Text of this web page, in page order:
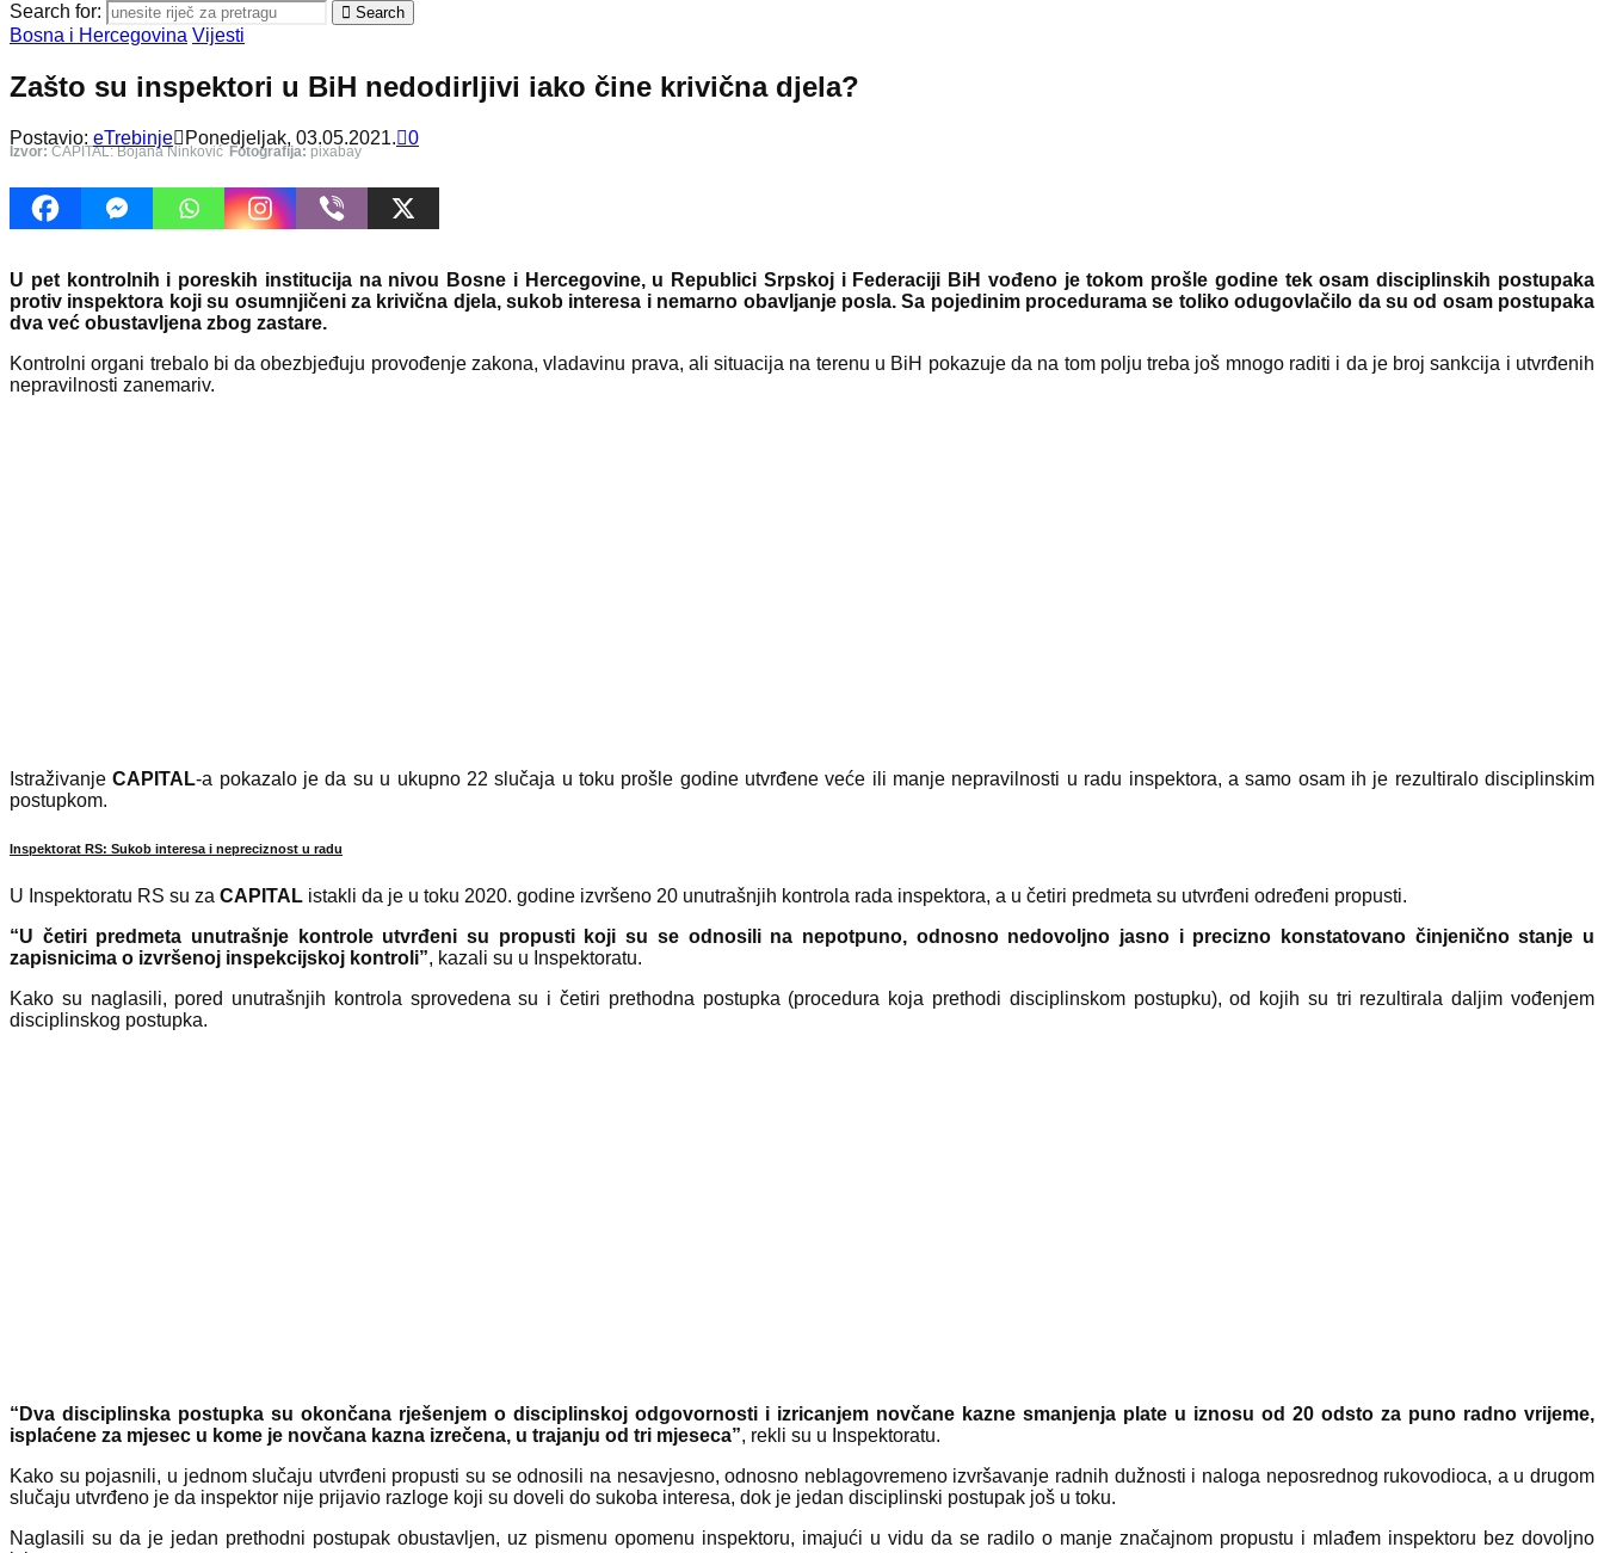
Search for: Search
Bosna i Hercegovina Vijesti
Zašto su inspektori u BiH nedodirljivi iako čine krivična djela?
Postavio: eTrebinje Ponedjeljak, 03.05.2021. 0
Izvor: CAPITAL: Bojana Ninković Fotografija: pixabay
U pet kontrolnih i poreskih institucija na nivou Bosne i Hercegovine, u Republici Srpskoj i Federaciji BiH vođeno je tokom prošle godine tek osam disciplinskih postupaka
protiv inspektora koji su osumnjičeni za krivična djela, sukob interesa i nemarno obavljanje posla. Sa pojedinim procedurama se toliko odugovlačilo da su od osam postupaka
dva već obustavljena zbog zastare.
Kontrolni organi trebalo bi da obezbjeđuju provođenje zakona, vladavinu prava, ali situacija na terenu u BiH pokazuje da na tom polju treba još mnogo raditi i da je broj sankcija i utvrđenih
nepravilnosti zanemariv.
IstraživanjeCAPITAL-a pokazalo je da su u ukupno 22 slučaja u toku prošle godine utvrđene veće ili manje nepravilnosti u radu inspektora, a samo osam ih je rezultiralo disciplinskim
postupkom.
Inspektorat RS: Sukob interesa i nepreciznost u radu
U Inspektoratu RS su za CAPITAL istakli da je u toku 2020. godine izvršeno 20 unutrašnjih kontrola rada inspektora, a u četiri predmeta su utvrđeni određeni propusti.
“U četiri predmeta unutrašnje kontrole utvrđeni su propusti koji su se odnosili na nepotpuno, odnosno nedovoljno jasno i precizno konstatovano činjenično stanje u
zapisnicima o izvršenoj inspekcijskoj kontroli”, kazali su u Inspektoratu.
Kako su naglasili, pored unutrašnjih kontrola sprovedena su i četiri prethodna postupka (procedura koja prethodi disciplinskom postupku), od kojih su tri rezultirala daljim vođenjem
disciplinskog postupka.
“Dva disciplinska postupka su okončana rješenjem o disciplinskoj odgovornosti i izricanjem novčane kazne smanjenja plate u iznosu od 20 odsto za puno radno vrijeme,
isplaćene za mjesec u kome je novčana kazna izrečena, u trajanju od tri mjeseca”, rekli su u Inspektoratu.
Kako su pojasnili, u jednom slučaju utvrđeni propusti su se odnosili na nesavjesno, odnosno neblagovremeno izvršavanje radnih dužnosti i naloga neposrednog rukovodioca, a u drugom
slučaju utvrđeno je da inspektor nije prijavio razloge koji su doveli do sukoba interesa, dok je jedan disciplinski postupak još u toku.
Naglasili su da je jedan prethodni postupak obustavljen, uz pismenu opomenu inspektoru, imajući u vidu da se radilo o manje značajnom propustu i mlađem inspektoru bez dovoljno